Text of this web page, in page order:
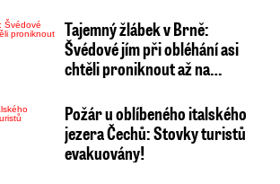
Tajemný žlábek v Brně:
Švédové jím při obléhání asi
chtěli proniknout až na…
Požár u oblíbeného italského
jezera Čechů: Stovky turistů
evakuovány!